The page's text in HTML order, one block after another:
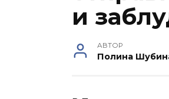
и
АВТОР
Полина